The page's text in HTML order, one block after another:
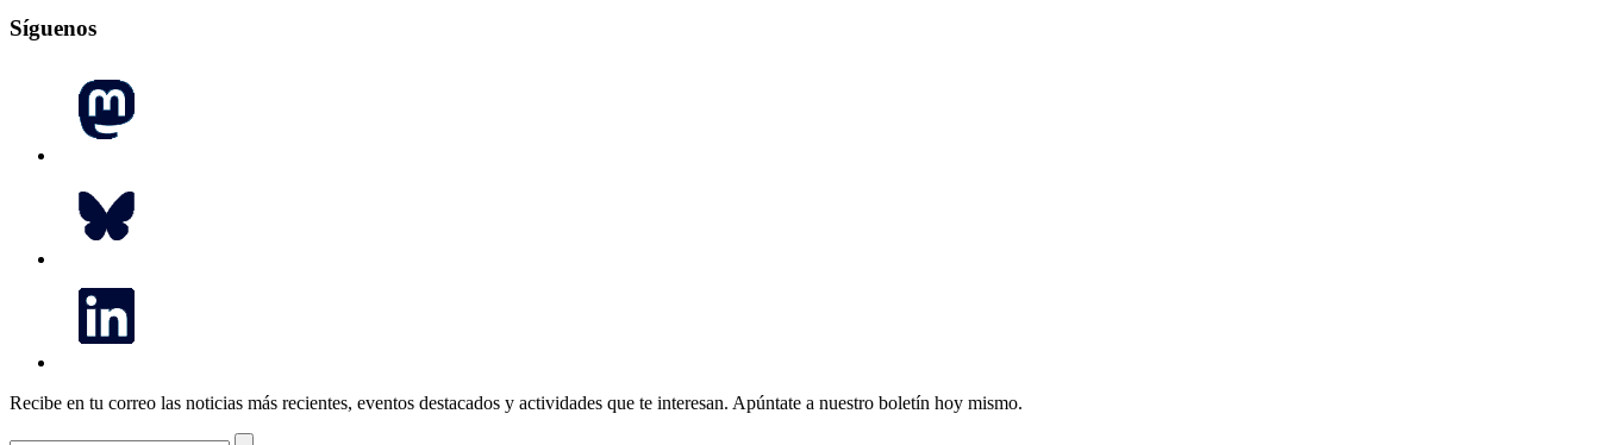
Síguenos
Recibe en tu correo las noticias más recientes, eventos destacados y actividades que te interesan. Apúntate a nuestro boletín hoy mismo.